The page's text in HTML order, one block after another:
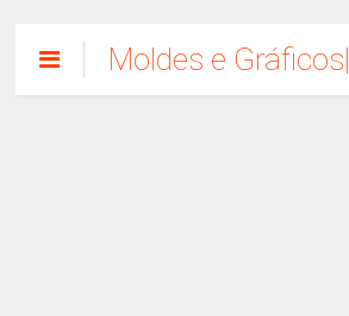
Moldes e Gráficos|
Como Fazer